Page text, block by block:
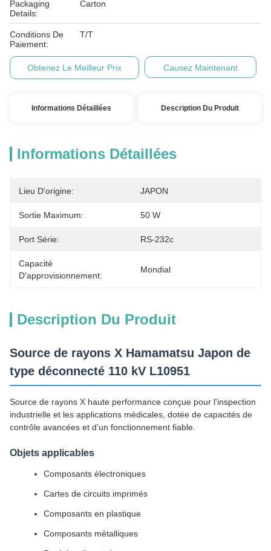
Packaging
Details:
Carton
Conditions De
Paiement:
T/T
Obtenez Le Meilleur Prix Causez Maintenant
Informations Détaillées Description Du Produit
Informations Détaillées
Lieu D'origine: JAPON
Sortie Maximum: 50 W
Port Série: RS-232c
Capacité
D'approvisionnement:
Mondial
Description Du Produit
Source de rayons X Hamamatsu Japon de
type déconnecté 110 kV L10951
Source de rayons X haute performance conçue pour l'inspection
industrielle et les applications médicales, dotée de capacités de
contrôle avancées et d'un fonctionnement fiable.
Objets applicables
Composants électroniques
Cartes de circuits imprimés
Composants en plastique
Composants métalliques